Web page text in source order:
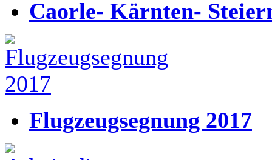
Caorle- Kärnten-
Flugzeugsegnung 2017